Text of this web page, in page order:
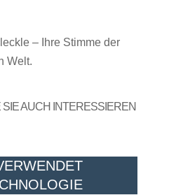
– Ihre Stimme der
Welt.
AUCH INTERESSIEREN